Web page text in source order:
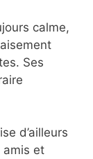
calme,
Ses
d’ailleurs
amis et